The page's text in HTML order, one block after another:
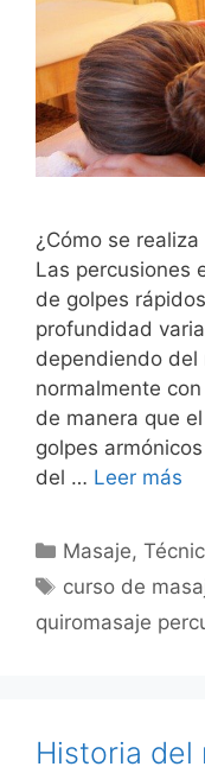
¿Cómo se
Las percusiones
de golpes
profundidad
dependiendo del
normalmente
de manera que
golpes
del … Leer más
Categorías
Masaje,
Etiquetas
curso de
quiromasaje
Historia del